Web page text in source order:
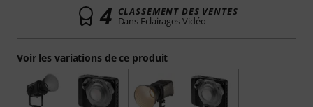
Voir les variations de ce produit
4 CLASSEMENT DES VENTES
Dans Eclairages Vidéo